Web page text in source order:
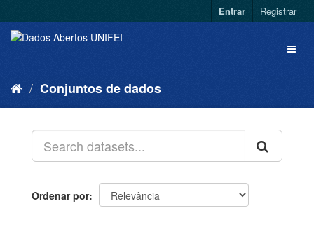
Entrar Registrar
Conjuntos de dados
Ordenar por